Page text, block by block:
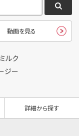
動画を見る
ルク
ジー
詳細から探す